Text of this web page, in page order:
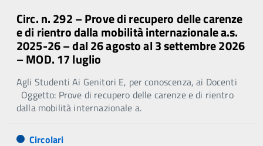
Circ. n. 292 – Prove di recupero delle carenze
e di rientro dalla mobilità internazionale a.s.
2025-26 – dal 26 agosto al 3 settembre 2026
– MOD. 17 luglio
Agli Studenti Ai Genitori E, per conoscenza, ai Docenti
Oggetto: Prove di recupero delle carenze e di rientro
dalla mobilità internazionale a.
Circolari